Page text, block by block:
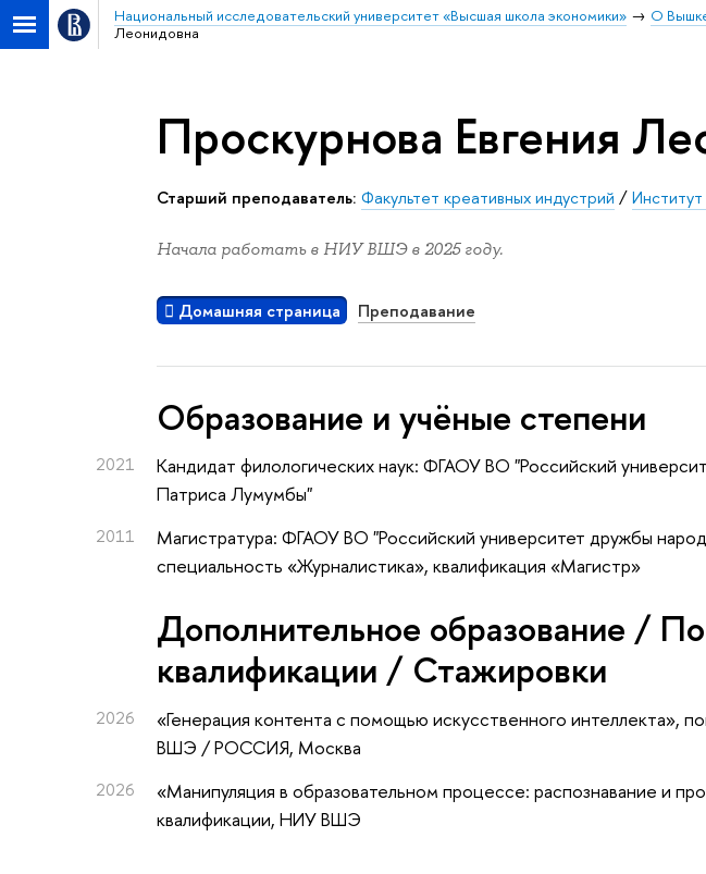
Национальный исследовательский университет «Высшая школа экономики» О
Леонидовна
Проскурнова Евгения
Старший преподаватель: Факультет креативных индустрий /
Начала работать в НИУ ВШЭ в 2025 году.
Домашняя страница Преподавание
Oбразование и учёные степени
2021
Кандидат филологических наук: ФГАОУ ВО "Российский
Патриса Лумумбы"
2011
Магистратура: ФГАОУ ВО "Российский университет дружбы
специальность «Журналистика», квалификация «Магистр»
Дополнительное образование /
квалификации / Стажировки
2026 «Генерация контента с помощью искусственного интеллекта»,
ВШЭ / РОССИЯ, Москва
2026 «Манипуляция в образовательном процессе: распознавание и
квалификации, НИУ ВШЭ